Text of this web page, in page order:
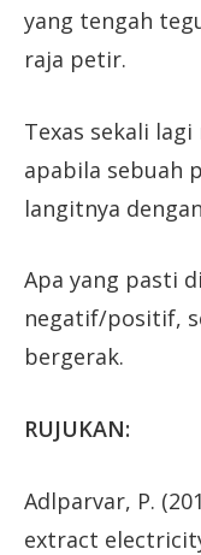
yang tengah
raja petir.
Texas sekali
apabila sebuah
langitnya
Apa yang pasti
negatif/positif,
bergerak.
RUJUKAN:
Adlparvar, P.
extract